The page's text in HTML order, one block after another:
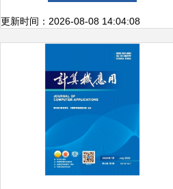
流程解析
更新时间：2026-08-08 14:04:08